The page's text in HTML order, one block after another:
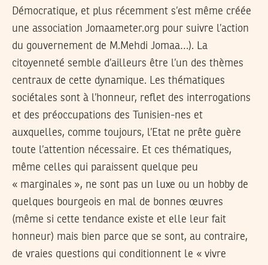
Démocratique, et plus récemment s’est même créée
une association Jomaameter.org pour suivre l’action
du gouvernement de M.Mehdi Jomaa…). La
citoyenneté semble d’ailleurs être l’un des thèmes
centraux de cette dynamique. Les thématiques
sociétales sont à l’honneur, reflet des interrogations
et des préoccupations des Tunisien-nes et
auxquelles, comme toujours, l’Etat ne prête guère
toute l’attention nécessaire. Et ces thématiques,
même celles qui paraissent quelque peu
« marginales », ne sont pas un luxe ou un hobby de
quelques bourgeois en mal de bonnes œuvres
(même si cette tendance existe et elle leur fait
honneur) mais bien parce que se sont, au contraire,
de vraies questions qui conditionnent le « vivre